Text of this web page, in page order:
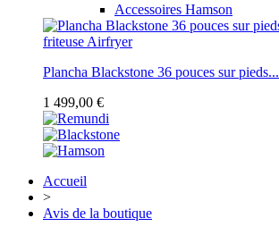
Accessoires Hamson
Plancha Blackstone 36 pouces sur pieds...
1 499,00 €
Accueil
>
Avis de la boutique